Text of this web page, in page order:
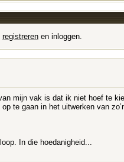
registreren en inloggen.
mijn vak is dat ik niet hoef te
te gaan in het uitwerken van
In die hoedanigheid...